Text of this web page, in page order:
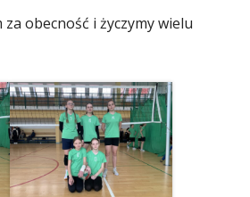
obecność i życzymy wielu